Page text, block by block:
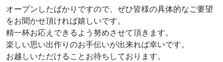
オープンしたばかりですので、ぜひ皆様の具体的なご要望
をお聞かせ頂ければ嬉しいです。
精一杯お応えできるよう努めさせて頂きます。
楽しい思い出作りのお手伝いが出来れば幸いです。
お越しいただけることお待ちしております。